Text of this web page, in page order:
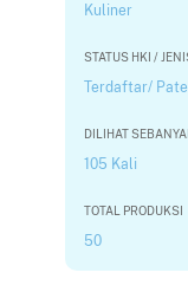
Kuliner
STATUS HKI /
Terdaftar/
DILIHAT
105 Kali
TOTAL PRODUKSI
50